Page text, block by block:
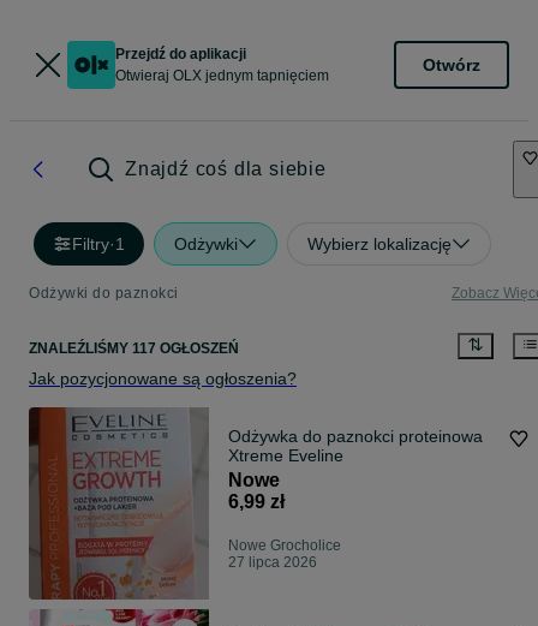
Przejdź do aplikacji
Otwieraj OLX jednym tapnięciem
Otwórz
Znajdź coś dla siebie
Filtry·1 Odżywki Wybierz lokalizację
Odżywki do paznokci Zobacz
ZNALEŹLIŚMY 117 OGŁOSZEŃ
Jak pozycjonowane są ogłoszenia?
Odżywka do paznokci proteinowa
Xtreme Eveline
Nowe
6,99 zł
Nowe Grocholice
27 lipca 2026